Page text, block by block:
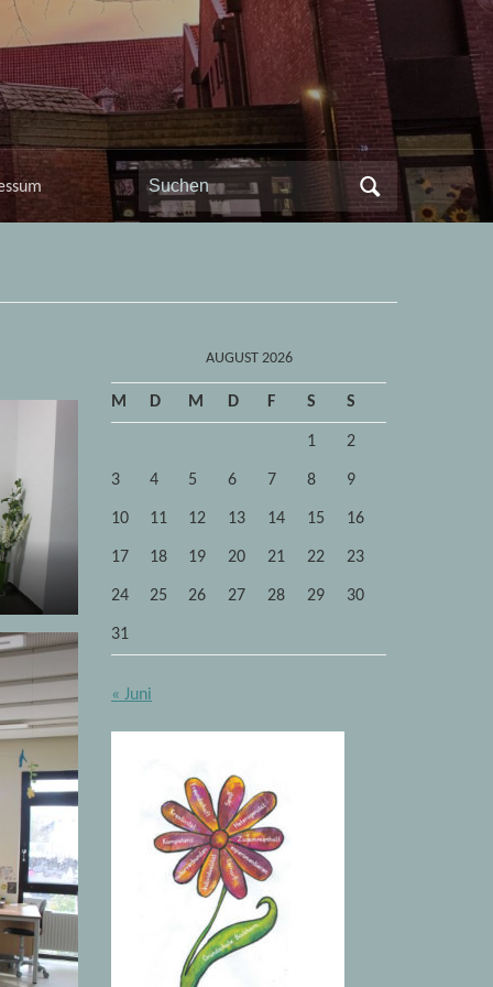
Search
for:
AUGUST 2026
M D M D F S S
1 2
3 4 5 6 7 8 9
10 11 12 13 14 15 16
17 18 19 20 21 22 23
24 25 26 27 28 29 30
31
« Juni